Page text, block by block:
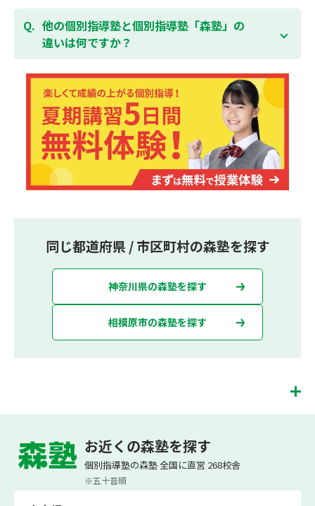
集団指導塾は多人数の生徒に対して授業を行う学校の
授業と似たスタイルでの指導となりますが、個別指導
塾の森塾は一人ひとりの学習スピードに合わせて個別
に指導します。
他の個別指導塾と個別指導塾「森塾」の
違いは何ですか？
個別指導塾の森塾は、「先生1人に生徒2人まで」の個
別指導で、「1科目＋20点の成績保証」が大評判の塾
です。しかも、「保護者様にも安心の授業料」で、多
くの保護者様からご好評いただいております。
同じ都道府県 / 市区町村の森塾を探す
神奈川県の森塾を探す
相模原市の森塾を探す
（算数・英語・国語）[個別]とDOJO[集団]、中学生は5科目（数学・英語・国語・
理科・社会）、高校生は7科目（数学・英語・国語[古典・現代文]・理科[物理・化
学・生物・地学]・地理歴史・公民・小論文）を提供しています。
また、個別指導塾「森塾」では「成績保証制度」を提供しており、高校生の入塾後
お近くの森塾を探す
個別指導塾の森塾 全国に直営 268校舎
※五十音順